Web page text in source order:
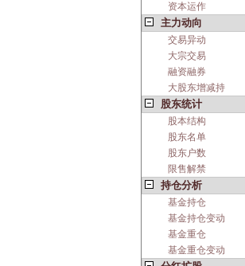
资本运作
主力动向
交易异动
大宗交易
融资融券
大股东增减持
股东统计
股本结构
股东名单
股东户数
限售解禁
持仓分析
基金持仓
基金持仓变动
基金重仓
基金重仓变动